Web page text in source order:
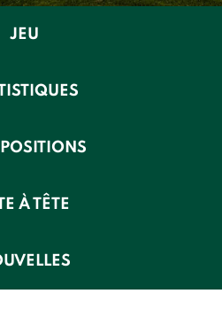
JEU
À TÊTE